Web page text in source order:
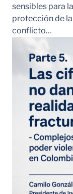
sensibles para
protección de
conflicto…